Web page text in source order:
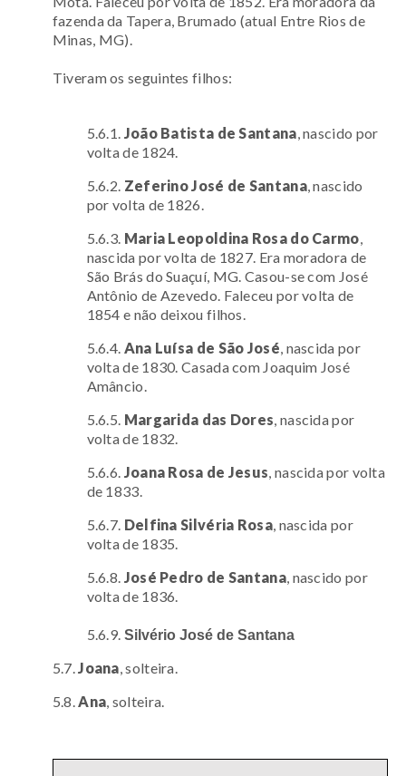
fazenda da Tapera, Brumado (atual Entre Rios de
Minas, MG).
Tiveram os seguintes filhos:
5.6.1. João Batista de Santana, nascido por
volta de 1824.
5.6.2. Zeferino José de Santana, nascido
por volta de 1826.
5.6.3. Maria Leopoldina Rosa do Carmo,
nascida por volta de 1827. Era moradora de
São Brás do Suaçuí, MG. Casou-se com José
Antônio de Azevedo. Faleceu por volta de
1854 e não deixou filhos.
5.6.4. Ana Luísa de São José, nascida por
volta de 1830. Casada com Joaquim José
Amâncio.
5.6.5. Margarida das Dores, nascida por
volta de 1832.
5.6.6. Joana Rosa de Jesus, nascida por volta
de 1833.
5.6.7. Delfina Silvéria Rosa, nascida por
volta de 1835.
5.6.8. José Pedro de Santana, nascido por
volta de 1836.
5.6.9. Silvério José de Santana
5.7.Joana, solteira.
5.8.Ana, solteira.